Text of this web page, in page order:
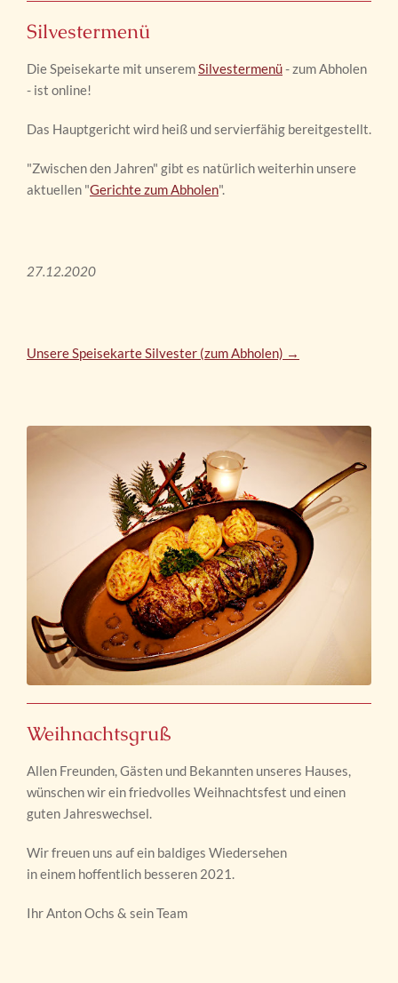
Silvestermenü
Die Speisekarte mit unseremSilvestermenü- zum Abholen
- ist online!
Das Hauptgericht wird heiß und servierfähig bereitgestellt.
"Zwischen den Jahren" gibt es natürlich weiterhin unsere
aktuellen "Gerichte zum Abholen".
27.12.2020
Unsere Speisekarte Silvester (zum Abholen) →
Weihnachtsgruß
Allen Freunden, Gästen und Bekannten unseres Hauses,
wünschen wir ein friedvolles Weihnachtsfest und einen
guten Jahreswechsel.
Wir freuen uns auf ein baldiges Wiedersehen
in einem hoffentlich besseren 2021.
Ihr Anton Ochs & sein Team